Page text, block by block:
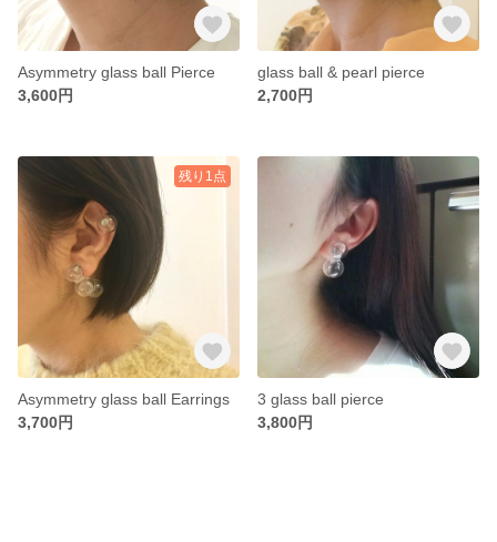
Asymmetry glass ball Pierce
3,600円
glass ball & pearl pierce
2,700円
残り1点
Asymmetry glass ball Earrings
3,700円
3 glass ball pierce
3,800円